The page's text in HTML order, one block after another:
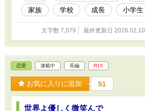
家族
学校 成長 小学生
文字数 7,079 最終更新日 2026.02.10
恋愛 連載中 長編 R15
お気に入りに追加 51
世界よ優しく微笑んで